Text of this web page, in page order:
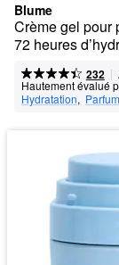
Blume
Crème gel pour
72 heures
232 |
Hautement évalué
Hydratation, Parfum